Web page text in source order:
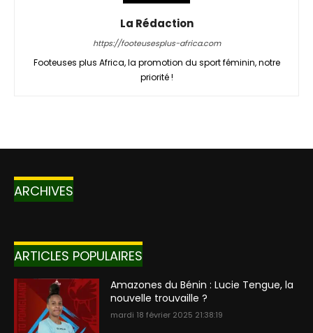
La Rédaction
https://footeusesplus-africa.com
Footeuses plus Africa, la promotion du sport féminin, notre
priorité !
ARCHIVES
ARTICLES POPULAIRES
Amazones du Bénin : Lucie Tengue, la
nouvelle trouvaille ?
mardi 18 février 2025 21:38:19